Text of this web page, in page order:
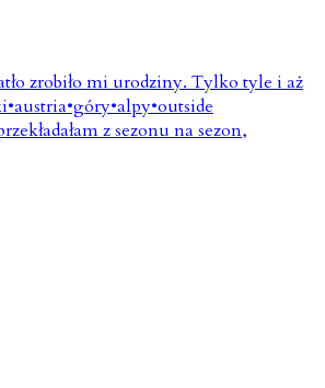
z sezonu na sezon,